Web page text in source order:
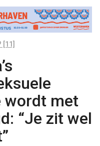
[11]
wordt met
“Je zit wel